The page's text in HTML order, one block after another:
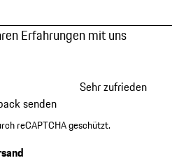
Erfahrungen mit uns
Sehr zufrieden
senden
reCAPTCHA geschützt.